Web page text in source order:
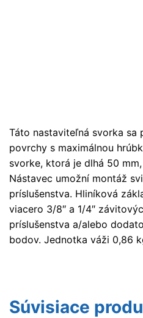
Táto nastaviteľná svorka sa
povrchy s maximálnou
svorke, ktorá je dlhá 50
Nástavec umožní montáž
príslušenstva. Hliníková
viacero 3/8″ a 1/4″
príslušenstva a/alebo
bodov. Jednotka váži 0,86
Súvisiace